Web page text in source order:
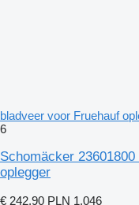
bladveer voor Fruehauf
6
Schomäcker
oplegger
€ 242,90 PLN 1.046